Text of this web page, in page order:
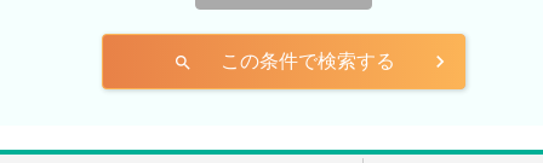
search この条件で検索する